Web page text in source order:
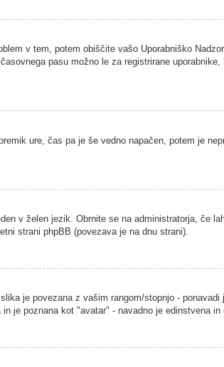
v tem, potem obiščite vašo Uporabniško
pasu možno le za registrirane
ure, čas pa je še vedno napačen, potem je
v želen jezik. Obrnite se na administratorja, če
strani phpBB (povezava je na dnu strani).
je povezana z vašim rangom/stopnjo -
je poznana kot "avatar" - navadno je edinstvena in